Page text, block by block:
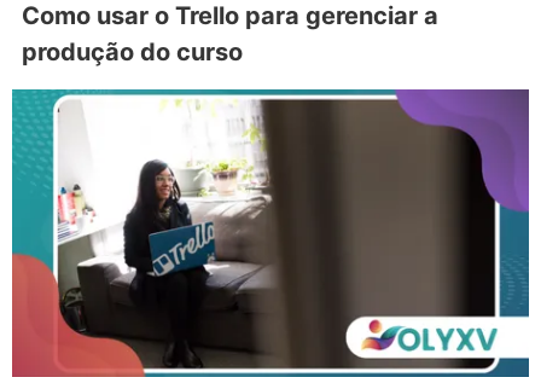
Como usar o Trello para gerenciar a
produção do curso